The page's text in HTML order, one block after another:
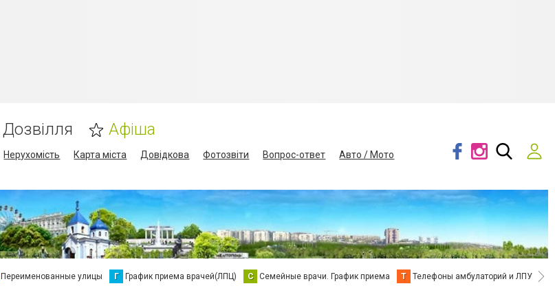
Дозвілля Афіша
Нерухомість Карта міста Довідкова Фотозвіти Вопрос-ответ
Авто / Мото
Переименованные улицы Г График приема врачей(ЛПЦ) С Семейные врачи. График приема Т Телефоны амбулаторий и ЛПУ В